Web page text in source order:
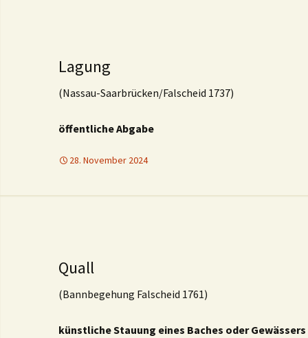
Lagung
(Nassau-Saarbrücken/Falscheid 1737)
öffentliche Abgabe
28. November 2024
Quall
(Bannbegehung Falscheid 1761)
künstliche Stauung eines Baches oder Gewässers